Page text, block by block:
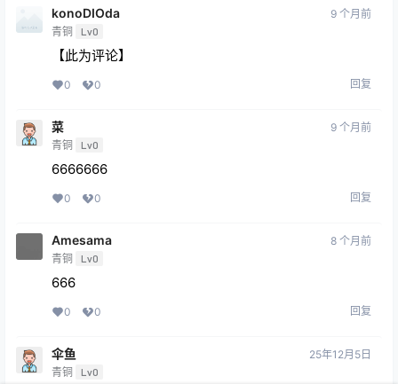
konoDIOda
青铜 Lv0
9 个月前
【此为评论】
0 0 回复
菜
青铜 Lv0
9 个月前
6666666
0 0 回复
Amesama
青铜 Lv0
8 个月前
666
0 0 回复
伞鱼
青铜 Lv0
25年12月5日